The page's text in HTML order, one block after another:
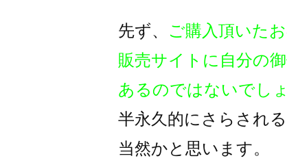
先ず、 ご購入頂いた
販売サイトに自分の
あるのではないでし
半永久的にさらされ
当然かと思います。